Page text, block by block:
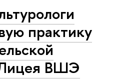
практику
ВШЭ